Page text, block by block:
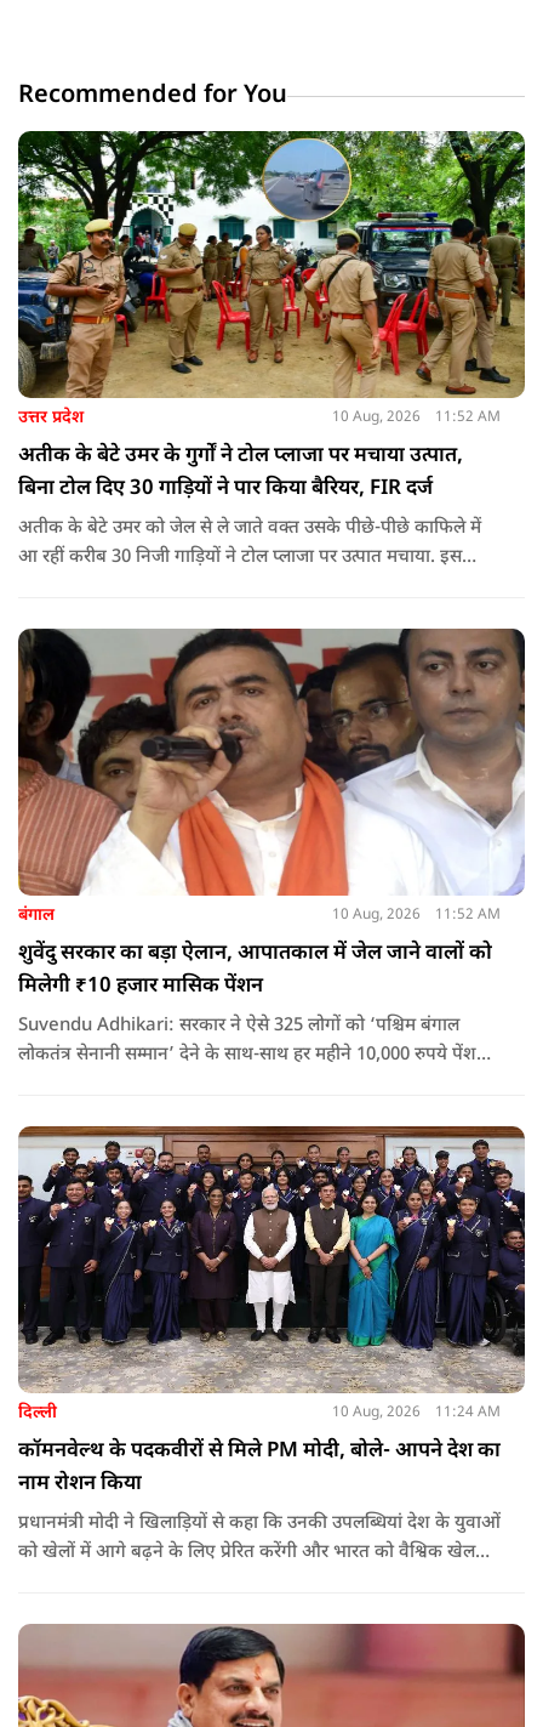
Recommended for You
उत्तर प्रदेश 10 Aug, 2026 11:52 AM
अतीक के बेटे उमर के गुर्गों ने टोल प्लाजा पर मचाया उत्पात,
बिना टोल दिए 30 गाड़ियों ने पार किया बैरियर, FIR दर्ज
अतीक के बेटे उमर को जेल से ले जाते वक्त उसके पीछे-पीछे काफिले में
आ रहीं करीब 30 निजी गाड़ियों ने टोल प्लाजा पर उत्पात मचाया. इस
बंगाल 10 Aug, 2026 11:52 AM
शुवेंदु सरकार का बड़ा ऐलान, आपातकाल में जेल जाने वालों को
मिलेगी ₹10 हजार मासिक पेंशन
Suvendu Adhikari: सरकार ने ऐसे 325 लोगों को ‘पश्चिम बंगाल
लोकतंत्र सेनानी सम्मान’ देने के साथ-साथ हर महीने 10,000 रुपये पेंशन
दिल्ली 10 Aug, 2026 11:24 AM
कॉमनवेल्थ के पदकवीरों से मिले PM मोदी, बोले- आपने देश का
नाम रोशन किया
प्रधानमंत्री मोदी ने खिलाड़ियों से कहा कि उनकी उपलब्धियां देश के युवाओं
को खेलों में आगे बढ़ने के लिए प्रेरित करेंगी और भारत को वैश्विक खेल